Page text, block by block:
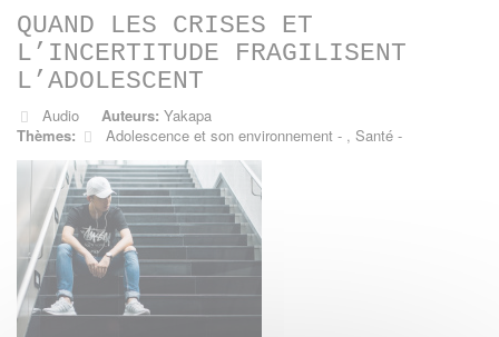
QUAND LES CRISES ET
L’INCERTITUDE FRAGILISENT
L’ADOLESCENT
Audio Auteurs: Yakapa
Thèmes:
Adolescence et son environnement , Santé